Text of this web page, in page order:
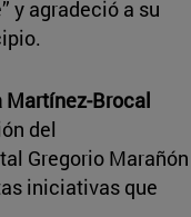
y agradeció a su
Martínez-Brocal
del
Gregorio Marañón
iniciativas que